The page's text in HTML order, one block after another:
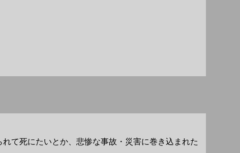
て死にたいとか、悲惨な事故・災害に巻き込まれた